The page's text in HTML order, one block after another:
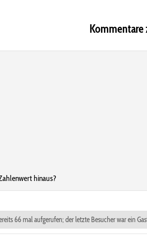
Kommentare
hinaus?
66 mal aufgerufen; der letzte Besucher war ein